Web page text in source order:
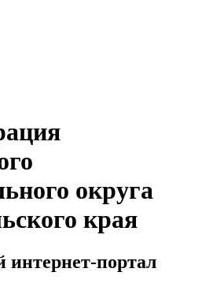
округа
края
портал